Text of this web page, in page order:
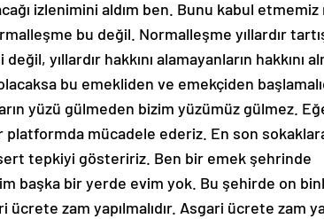
izlenimini aldım ben. Bunu kabul
bu değil. Normalleşme yıllardır
yıllardır hakkını alamayanların hakkını
bu emekliden ve emekçiden
yüzü gülmeden bizim yüzümüz gülmez.
mücadele ederiz. En son
tepkiyi gösteririz. Ben bir emek şehrinde
başka bir yerde evim yok. Bu şehirde on
zam yapılmalıdır. Asgari ücrete zam